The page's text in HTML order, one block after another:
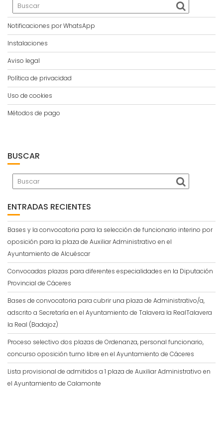
Notificaciones por WhatsApp
Instalaciones
Aviso legal
Política de privacidad
Uso de cookies
Métodos de pago
BUSCAR
ENTRADAS RECIENTES
Bases y la convocatoria para la selección de funcionario interino por
oposición para la plaza de Auxiliar Administrativo en el
Ayuntamiento de Alcuéscar
Convocadas plazas para diferentes especialidades en la Diputación
Provincial de Cáceres
Bases de convocatoria para cubrir una plaza de Administrativo/a,
adscrito a Secretaría en el Ayuntamiento de Talavera la RealTalavera
la Real (Badajoz)
Proceso selectivo dos plazas de Ordenanza, personal funcionario,
concurso oposición turno libre en el Ayuntamiento de Cáceres
Lista provisional de admitidos a 1 plaza de Auxiliar Administrativo en
el Ayuntamiento de Calamonte